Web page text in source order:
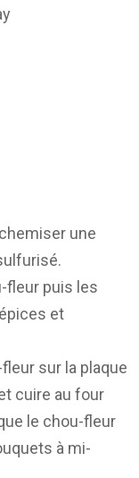
une
fleur puis les
et
sur la plaque
cuire au four
le chou-fleur
à mi-